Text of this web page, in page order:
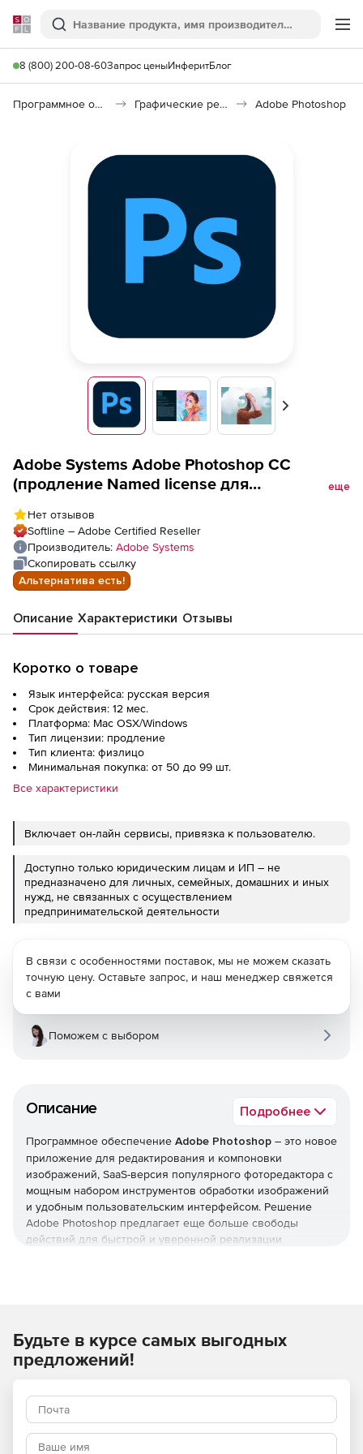
Softline
Поиск
8 (800) 200-08-60Запрос ценыИнферитБлог
Программное обеспечение для графики и дизайна Графические редакторы Adobe Photoshop
Вперед
Adobe Systems Adobe Photoshop CC
(продление Named license для
Multiple Platforms Multi European Languages
Education Named license. Количество
лицензий
еще
Нет отзывов
Softline – Adobe Certified Reseller
Производитель: Adobe Systems
Скопировать ссылку
Альтернатива есть!
Описание Характеристики Отзывы
Коротко о товаре
Язык интерфейса: русская версия
Срок действия: 12 мес.
Платформа: Mac OSX/Windows
Тип лицензии: продление
Тип клиента: физлицо
Минимальная покупка: от 50 до 99 шт.
Все характеристики
Включает он-лайн сервисы, привязка к пользователю.
Доступно только юридическим лицам и ИП – не
предназначено для личных, семейных, домашних и иных
нужд, не связанных с осуществлением
предпринимательской деятельности
Описание Подробнее
Программное обеспечение Adobe Photoshop – это новое
приложение для редактирования и компоновки
изображений, SaaS-версия популярного фоторедактора с
мощным набором инструментов обработки изображений
и удобным пользовательским интерфейсом. Решение
Adobe Photoshop предлагает еще больше свободы
действий для быстрой и уверенной реализации
чтобы узнать мнение коллег и продемонстрировать свои
работы. Доступ к новым возможностям организуется
сразу после их выпуска.
Adobe Photoshop CC входит в состав CC. Это означает,
что подписчик получает доступ ко всем актуальным
инструментам и новым функциям с момента их
появления. Возможность синхронизации настроек
В связи с особенностями поставок, мы не можем сказать
точную цену. Оставьте запрос, и наш менеджер свяжется
с вами
Поможем с выбором
Будьте в курсе самых выгодных
предложений!